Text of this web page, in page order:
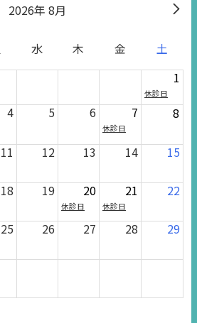
2026 8月
水 木 金
土
1
休診日
4 5 6 7
休診日
8
11 12 13 14 15
18 19 20
休診日
21
休診日
22
25 26 27 28 29